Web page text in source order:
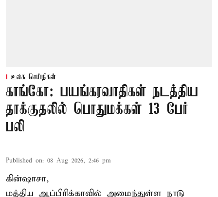
உலக செய்திகள்
காங்கோ: பயங்கரவாதிகள் நடத்திய
தாக்குதலில் பொதுமக்கள் 13 பேர்
பலி
Published on: 08 Aug 2026, 2:46 pm
கின்ஷாசா,
மத்திய ஆப்பிரிக்காவில் அமைந்துள்ள நாடு